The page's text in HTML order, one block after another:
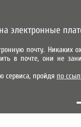
электронные
почту.
в почте, они не
пройдя по